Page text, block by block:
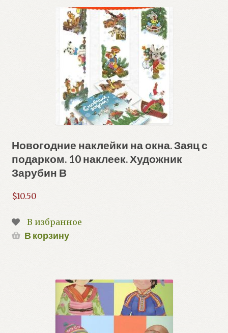
Новогодние наклейки на окна. Заяц с
подарком. 10 наклеек. Художник
Зарубин В
$10.50
В избранное
В корзину